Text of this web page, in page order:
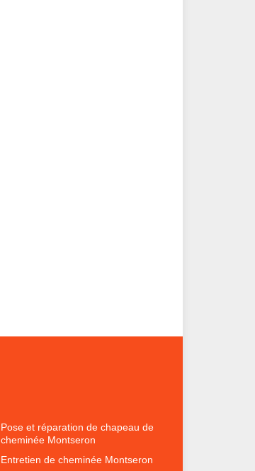
Pose et réparation de chapeau de
cheminée Montseron
Entretien de cheminée Montseron